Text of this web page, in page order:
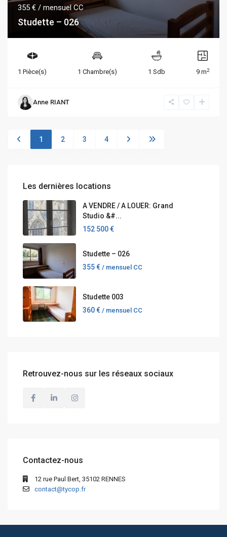
355 € / mensuel CC
Studette – 026
1 Pièce(s) 1 Chambre(s) 1 Sdb 9 m2
Anne RIANT
1 2 3 4
Les dernières locations
A VENDRE / A LOUER: Grand
Studio &#...
152 500 €
Studette – 026
355 € / mensuel CC
Studette 003
360 € / mensuel CC
Retrouvez-nous sur les réseaux sociaux
Contactez-nous
12 rue Paul Bert, 35102 RENNES
contact@tycop.fr